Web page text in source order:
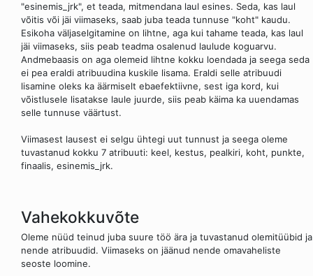
"esinemis_jrk", et teada, mitmendana laul esines. Seda, kas laul
võitis või jäi viimaseks, saab juba teada tunnuse "koht" kaudu.
Esikoha väljaselgitamine on lihtne, aga kui tahame teada, kas laul
jäi viimaseks, siis peab teadma osalenud laulude koguarvu.
Andmebaasis on aga olemeid lihtne kokku loendada ja seega seda
ei pea eraldi atribuudina kuskile lisama. Eraldi selle atribuudi
lisamine oleks ka äärmiselt ebaefektiivne, sest iga kord, kui
võistlusele lisatakse laule juurde, siis peab käima ka uuendamas
selle tunnuse väärtust.
Viimasest lausest ei selgu ühtegi uut tunnust ja seega oleme
tuvastanud kokku 7 atribuuti: keel, kestus, pealkiri, koht, punkte,
finaalis, esinemis_jrk.
Vahekokkuvõte
Oleme nüüd teinud juba suure töö ära ja tuvastanud olemitüübid ja
nende atribuudid. Viimaseks on jäänud nende omavaheliste
seoste loomine.